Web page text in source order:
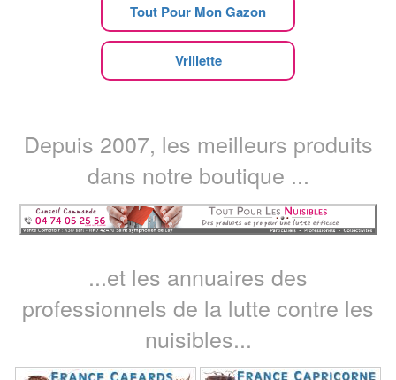
Tout Pour Mon Gazon
Vrillette
Depuis 2007, les meilleurs produits
dans notre boutique ...
...et les annuaires des
professionnels de la lutte contre les
nuisibles...